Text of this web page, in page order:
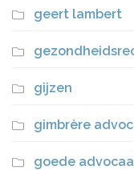
geert lambert
gijzen
gimbrère
goede